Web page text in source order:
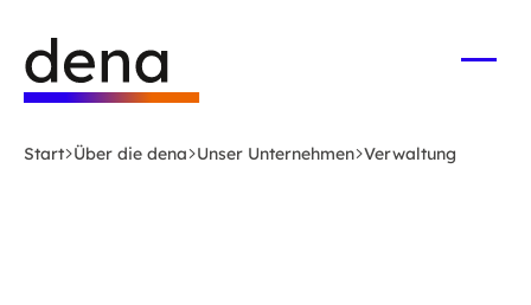
Hauptinhalt
springen
Deutsche
Energie-
Agentur
-
Start Über die dena Unser Unternehmen Verwaltung